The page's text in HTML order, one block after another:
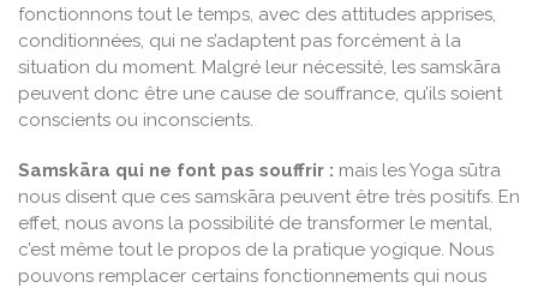
fonctionnons tout le temps, avec des attitudes apprises,
conditionnées, qui ne s’adaptent pas forcément à la
situation du moment. Malgré leur nécessité, les samskāra
peuvent donc être une cause de souffrance, qu’ils soient
conscients ou inconscients.
Samskāra qui ne font pas souffrir : mais les Yoga sūtra
nous disent que ces samskāra peuvent être très positifs. En
effet, nous avons la possibilité de transformer le mental,
c’est même tout le propos de la pratique yogique. Nous
pouvons remplacer certains fonctionnements qui nous